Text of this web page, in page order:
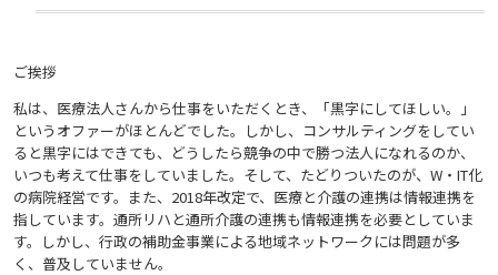
ご挨拶
私は、医療法人さんから仕事をいただくとき、「黒字にしてほしい。」
というオファーがほとんどでした。しかし、コンサルティングをしてい
ると黒字にはできても、どうしたら競争の中で勝つ法人になれるのか、
いつも考えて仕事をしていました。そして、たどりついたのが、W・IT化
の病院経営です。また、2018年改定で、医療と介護の連携は情報連携を
指しています。通所リハと通所介護の連携も情報連携を必要としていま
す。しかし、行政の補助金事業による地域ネットワークには問題が多
く、普及していません。